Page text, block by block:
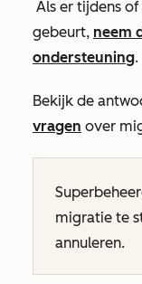
Als er tijdens
gebeurt, neem
ondersteuning.
Bekijk de
vragen over
migratie te
annuleren.